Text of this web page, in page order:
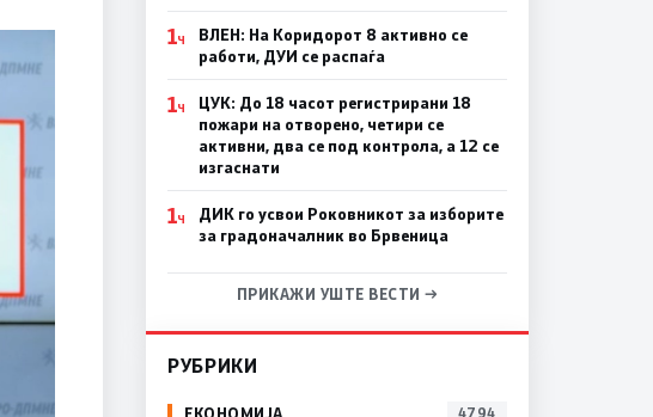
1Ч
ВЛЕН: На Коридорот 8 активно се
работи, ДУИ се распаѓа
1Ч
ЦУК: До 18 часот регистрирани 18
пожари на отворено, четири се
активни, два се под контрола, а 12 се
изгаснати
1Ч
ДИК го усвои Роковникот за изборите
за градоначалник во Брвеница
ПРИКАЖИ УШТЕ ВЕСТИ →
РУБРИКИ
4794